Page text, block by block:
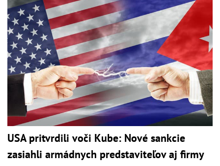
USA pritvrdili voči Kube: Nové sankcie
zasiahli armádnych predstaviteľov aj firmy